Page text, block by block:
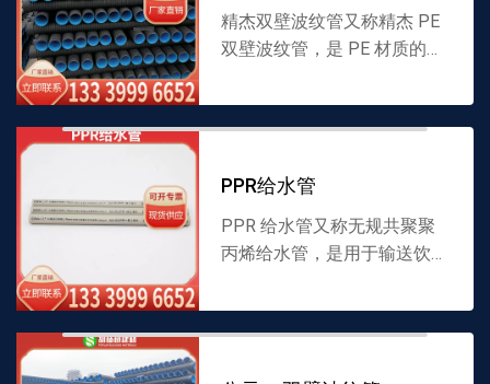
精杰双壁波纹管又称精杰 PE
双壁波纹管，是 PE 材质的波
波纹结构，采用适配材料制
成，兼具强度与柔韧性，适配
PPR给水管
PPR 给水管又称无规共聚聚
丙烯给水管，是用于输送饮用
滑不易结垢，采用适配材料制
成，具备耐腐蚀性，适配各类